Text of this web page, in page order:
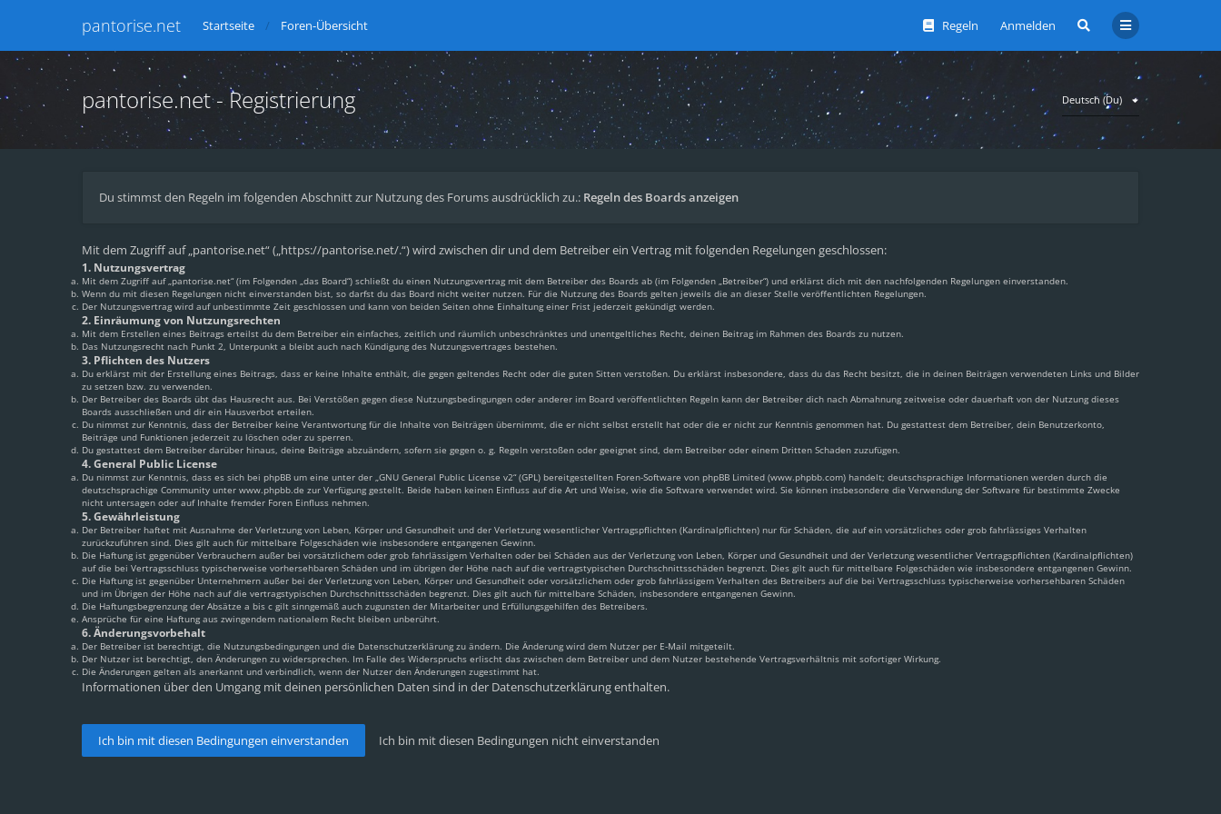
pantorise.net Regeln Anmelden
Startseite Foren-Übersicht
pantorise.net - Registrierung Deutsch (Du)
Du stimmst den Regeln im folgenden Abschnitt zur Nutzung des Forums ausdrücklich zu.: Regeln des Boards anzeigen
Mit dem Zugriff auf „pantorise.net“ („https://pantorise.net/.“) wird zwischen dir und dem Betreiber ein Vertrag mit folgenden Regelungen geschlossen:
1. Nutzungsvertrag
Mit dem Zugriff auf „pantorise.net“ (im Folgenden „das Board“) schließt du einen Nutzungsvertrag mit dem Betreiber des Boards ab (im Folgenden „Betreiber“) und erklärst dich mit den nachfolgenden Regelungen einverstanden.
Wenn du mit diesen Regelungen nicht einverstanden bist, so darfst du das Board nicht weiter nutzen. Für die Nutzung des Boards gelten jeweils die an dieser Stelle veröffentlichten Regelungen.
Der Nutzungsvertrag wird auf unbestimmte Zeit geschlossen und kann von beiden Seiten ohne Einhaltung einer Frist jederzeit gekündigt werden.
2. Einräumung von Nutzungsrechten
Mit dem Erstellen eines Beitrags erteilst du dem Betreiber ein einfaches, zeitlich und räumlich unbeschränktes und unentgeltliches Recht, deinen Beitrag im Rahmen des Boards zu nutzen.
Das Nutzungsrecht nach Punkt 2, Unterpunkt a bleibt auch nach Kündigung des Nutzungsvertrages bestehen.
3. Pflichten des Nutzers
Du erklärst mit der Erstellung eines Beitrags, dass er keine Inhalte enthält, die gegen geltendes Recht oder die guten Sitten verstoßen. Du erklärst insbesondere, dass du das Recht besitzt, die in deinen Beiträgen verwendeten Links und Bilder
zu setzen bzw. zu verwenden.
Der Betreiber des Boards übt das Hausrecht aus. Bei Verstößen gegen diese Nutzungsbedingungen oder anderer im Board veröffentlichten Regeln kann der Betreiber dich nach Abmahnung zeitweise oder dauerhaft von der Nutzung dieses
Boards ausschließen und dir ein Hausverbot erteilen.
Du nimmst zur Kenntnis, dass der Betreiber keine Verantwortung für die Inhalte von Beiträgen übernimmt, die er nicht selbst erstellt hat oder die er nicht zur Kenntnis genommen hat. Du gestattest dem Betreiber, dein Benutzerkonto,
Beiträge und Funktionen jederzeit zu löschen oder zu sperren.
Du gestattest dem Betreiber darüber hinaus, deine Beiträge abzuändern, sofern sie gegen o. g. Regeln verstoßen oder geeignet sind, dem Betreiber oder einem Dritten Schaden zuzufügen.
4. General Public License
Du nimmst zur Kenntnis, dass es sich bei phpBB um eine unter der „GNU General Public License v2“ (GPL) bereitgestellten Foren-Software von phpBB Limited (www.phpbb.com) handelt; deutschsprachige Informationen werden durch die
deutschsprachige Community unter www.phpbb.de zur Verfügung gestellt. Beide haben keinen Einfluss auf die Art und Weise, wie die Software verwendet wird. Sie können insbesondere die Verwendung der Software für bestimmte Zwecke
nicht untersagen oder auf Inhalte fremder Foren Einfluss nehmen.
5. Gewährleistung
Der Betreiber haftet mit Ausnahme der Verletzung von Leben, Körper und Gesundheit und der Verletzung wesentlicher Vertragspflichten (Kardinalpflichten) nur für Schäden, die auf ein vorsätzliches oder grob fahrlässiges Verhalten
zurückzuführen sind. Dies gilt auch für mittelbare Folgeschäden wie insbesondere entgangenen Gewinn.
Die Haftung ist gegenüber Verbrauchern außer bei vorsätzlichem oder grob fahrlässigem Verhalten oder bei Schäden aus der Verletzung von Leben, Körper und Gesundheit und der Verletzung wesentlicher Vertragspflichten (Kardinalpflichten)
auf die bei Vertragsschluss typischerweise vorhersehbaren Schäden und im übrigen der Höhe nach auf die vertragstypischen Durchschnittsschäden begrenzt. Dies gilt auch für mittelbare Folgeschäden wie insbesondere entgangenen Gewinn.
Die Haftung ist gegenüber Unternehmern außer bei der Verletzung von Leben, Körper und Gesundheit oder vorsätzlichem oder grob fahrlässigem Verhalten des Betreibers auf die bei Vertragsschluss typischerweise vorhersehbaren Schäden
und im Übrigen der Höhe nach auf die vertragstypischen Durchschnittsschäden begrenzt. Dies gilt auch für mittelbare Schäden, insbesondere entgangenen Gewinn.
Die Haftungsbegrenzung der Absätze a bis c gilt sinngemäß auch zugunsten der Mitarbeiter und Erfüllungsgehilfen des Betreibers.
Ansprüche für eine Haftung aus zwingendem nationalem Recht bleiben unberührt.
6. Änderungsvorbehalt
Der Betreiber ist berechtigt, die Nutzungsbedingungen und die Datenschutzerklärung zu ändern. Die Änderung wird dem Nutzer per E-Mail mitgeteilt.
Der Nutzer ist berechtigt, den Änderungen zu widersprechen. Im Falle des Widerspruchs erlischt das zwischen dem Betreiber und dem Nutzer bestehende Vertragsverhältnis mit sofortiger Wirkung.
Die Änderungen gelten als anerkannt und verbindlich, wenn der Nutzer den Änderungen zugestimmt hat.
Informationen über den Umgang mit deinen persönlichen Daten sind in der Datenschutzerklärung enthalten.